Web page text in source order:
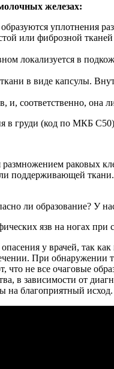
железах:
уплотнения
или фиброзной
локализуется в
в виде капсулы.
и, соответственно, она
в груди (код по МКБ
раковых
поддерживающей
ли образование? У
язв на ногах при
у врачей, так
При
не все очаговые
в зависимости от
на благоприятный исход.